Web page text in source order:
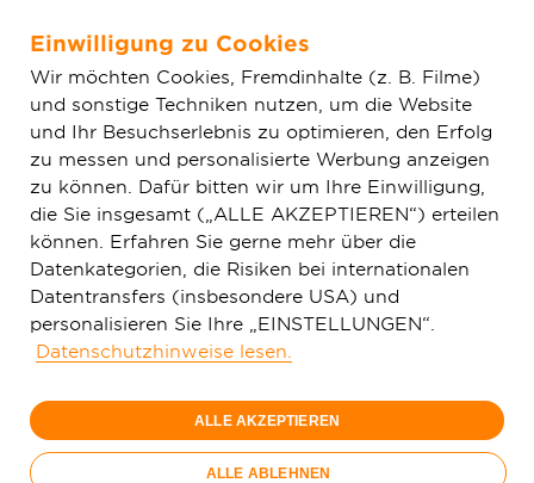
Zum Hauptinhalt springen
Aktuelles
Deutschen GigaNetz: Eröffnung des ersten Glasfaser-Shops in Böhl-
Iggelheim
Einwilligung zu Cookies
Wir möchten Cookies, Fremdinhalte (z. B. Filme)
und sonstige Techniken nutzen, um die Website
und Ihr Besuchserlebnis zu optimieren, den Erfolg
zu messen und personalisierte Werbung anzeigen
zu können. Dafür bitten wir um Ihre Einwilligung,
die Sie insgesamt („ALLE AKZEPTIEREN“) erteilen
können. Erfahren Sie gerne mehr über die
Datenkategorien, die Risiken bei internationalen
Datentransfers (insbesondere USA) und
personalisieren Sie Ihre „EINSTELLUNGEN“.
Datenschutzhinweise lesen.
ALLE AKZEPTIEREN
ALLE ABLEHNEN